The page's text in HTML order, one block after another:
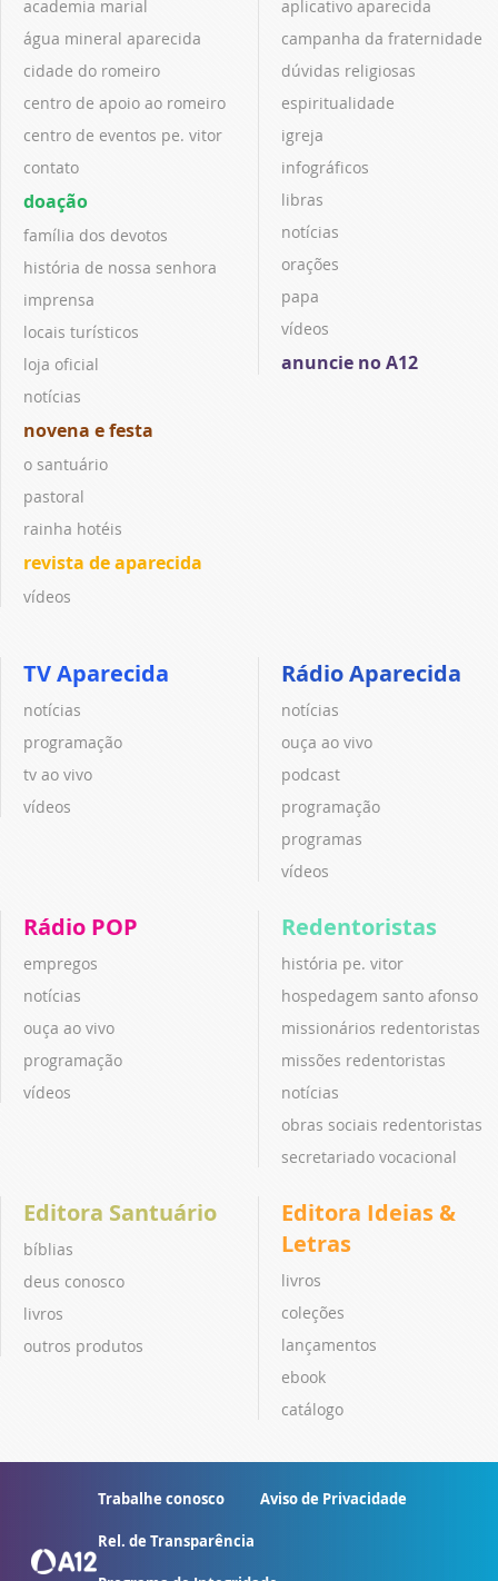
academia marial
água mineral aparecida
cidade do romeiro
centro de apoio ao romeiro
centro de eventos pe. vitor
contato
doação
família dos devotos
história de nossa senhora
imprensa
locais turísticos
loja oficial
notícias
novena e festa
o santuário
pastoral
rainha hotéis
revista de aparecida
vídeos
aplicativo aparecida
campanha da fraternidade
dúvidas religiosas
espiritualidade
igreja
infográficos
libras
notícias
orações
papa
vídeos
anuncie no A12
TV Aparecida
notícias
programação
tv ao vivo
vídeos
Rádio Aparecida
notícias
ouça ao vivo
podcast
programação
programas
vídeos
Rádio POP
empregos
notícias
ouça ao vivo
programação
vídeos
Redentoristas
história pe. vitor
hospedagem santo afonso
missionários redentoristas
missões redentoristas
notícias
obras sociais redentoristas
secretariado vocacional
Editora Santuário
bíblias
deus conosco
livros
outros produtos
Editora Ideias &
Letras
livros
coleções
lançamentos
ebook
catálogo
Trabalhe conosco Aviso de Privacidade
Rel. de Transparência